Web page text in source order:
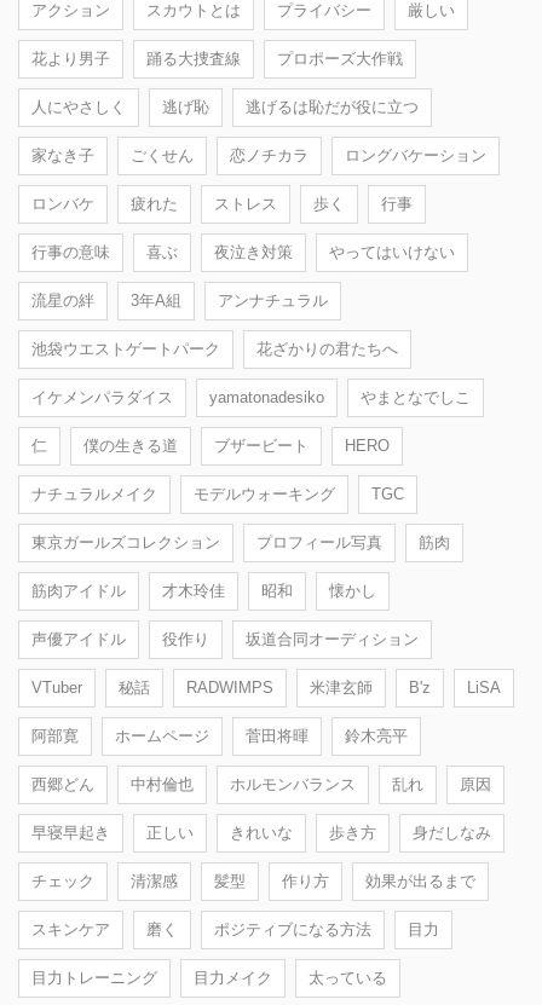
アクション スカウトとは プライバシー 厳しい
花より男子 踊る大捜査線 プロポーズ大作戦
人にやさしく 逃げ恥 逃げるは恥だが役に立つ
家なき子 ごくせん 恋ノチカラ ロングバケーション
ロンバケ 疲れた ストレス 歩く 行事
行事の意味 喜ぶ 夜泣き対策 やってはいけない
流星の絆 3年A組 アンナチュラル
池袋ウエストゲートパーク 花ざかりの君たちへ
イケメンパラダイス yamatonadesiko やまとなでしこ
仁 僕の生きる道 ブザービート HERO
ナチュラルメイク モデルウォーキング TGC
東京ガールズコレクション プロフィール写真 筋肉
筋肉アイドル 才木玲佳 昭和 懐かし
声優アイドル 役作り 坂道合同オーディション
VTuber 秘話 RADWIMPS 米津玄師 B'z LiSA
阿部寛 ホームページ 菅田将暉 鈴木亮平
西郷どん 中村倫也 ホルモンバランス 乱れ 原因
早寝早起き 正しい きれいな 歩き方 身だしなみ
チェック 清潔感 髪型 作り方 効果が出るまで
スキンケア 磨く ポジティブになる方法 目力
目力トレーニング 目力メイク 太っている